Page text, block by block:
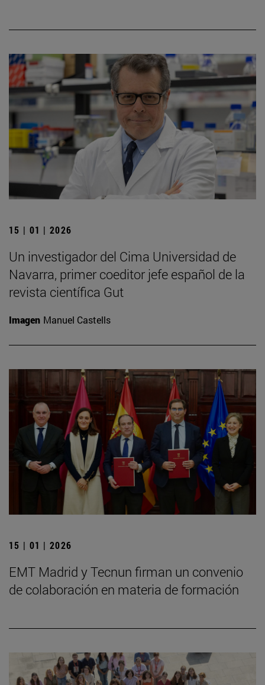
15 | 01 | 2026
Un investigador del Cima Universidad de
Navarra, primer coeditor jefe español de la
revista científica Gut
Imagen Manuel Castells
15 | 01 | 2026
EMT Madrid y Tecnun firman un convenio
de colaboración en materia de formación